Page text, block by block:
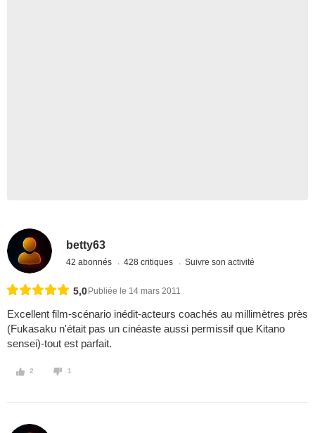
betty63
42 abonnés 428 critiques Suivre son activité
5,0 Publiée le 14 mars 2011
Excellent film-scénario inédit-acteurs coachés au millimètres près
(Fukasaku n'était pas un cinéaste aussi permissif que Kitano
sensei)-tout est parfait.
2 1